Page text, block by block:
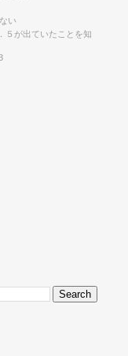
い
５が出ていたことを知